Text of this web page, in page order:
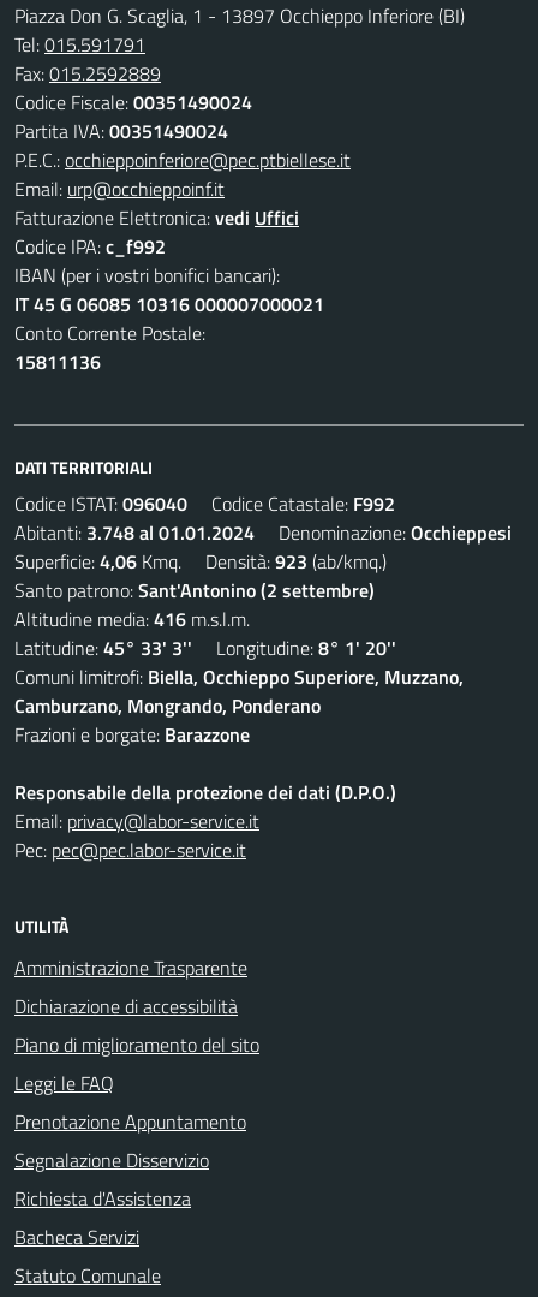
Piazza Don G. Scaglia, 1 - 13897 Occhieppo Inferiore (BI)
Tel:015.591791
Fax:015.2592889
Codice Fiscale:00351490024
Partita IVA:00351490024
P.E.C.:occhieppoinferiore@pec.ptbiellese.it
Email: urp@occhieppoinf.it
Fatturazione Elettronica:vedi Uffici
Codice IPA:c_f992
IBAN (per i vostri bonifici bancari):
IT 45 G 06085 10316 000007000021
Conto Corrente Postale:
15811136
DATI TERRITORIALI
Codice ISTAT:096040 Codice Catastale: F992
Abitanti: 3.748 al 01.01.2024 Denominazione:Occhieppesi
Superficie:4,06 Kmq. Densità:923 (ab/kmq.)
Santo patrono:Sant'Antonino (2 settembre)
Altitudine media:416 m.s.l.m.
Latitudine:45° 33' 3'' Longitudine:8° 1' 20''
Comuni limitrofi: Biella, Occhieppo Superiore, Muzzano,
Camburzano, Mongrando, Ponderano
Frazioni e borgate: Barazzone
Responsabile della protezione dei dati (D.P.O.)
Email: privacy@labor-service.it
Pec: pec@pec.labor-service.it
UTILITÀ
Amministrazione Trasparente
Dichiarazione di accessibilità
Piano di miglioramento del sito
Leggi le FAQ
Prenotazione Appuntamento
Segnalazione Disservizio
Richiesta d'Assistenza
Bacheca Servizi
Statuto Comunale